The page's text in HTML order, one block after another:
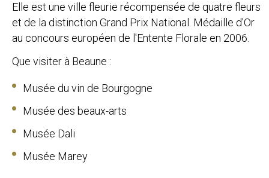
Elle est une ville fleurie récompensée de quatre fleurs
et de la distinction Grand Prix National. Médaille d'Or
au concours européen de l'Entente Florale en 2006.
Que visiter à Beaune :
Musée du vin de Bourgogne
Musée des beaux-arts
Musée Dali
Musée Marey